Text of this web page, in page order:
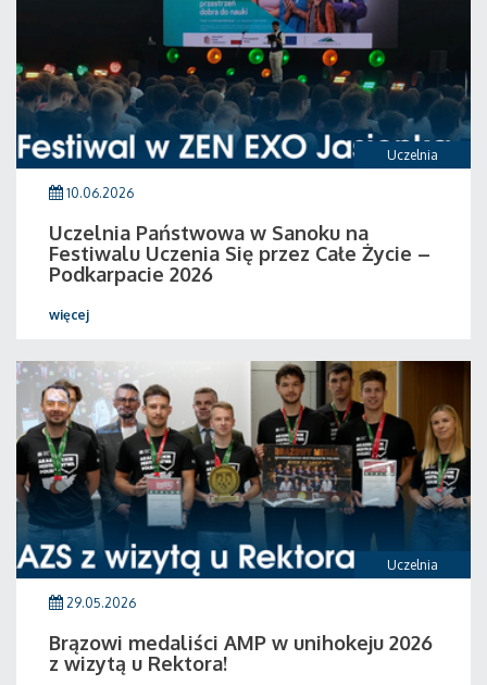
Uczelnia
10.06.2026
Uczelnia Państwowa w Sanoku na
Festiwalu Uczenia Się przez Całe Życie –
Podkarpacie 2026
więcej
Uczelnia
29.05.2026
Brązowi medaliści AMP w unihokeju 2026
z wizytą u Rektora!